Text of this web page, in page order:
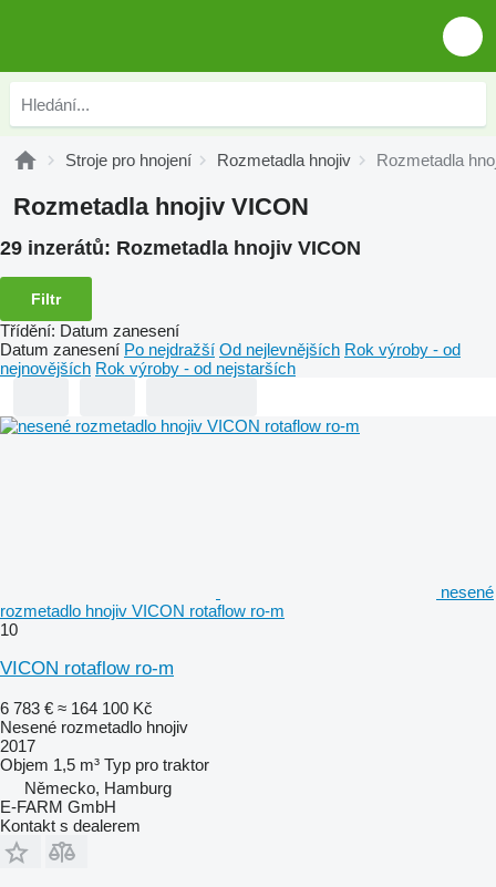
Stroje pro hnojení Rozmetadla hnojiv Rozmetadla
Rozmetadla hnojiv VICON
29 inzerátů: Rozmetadla hnojiv VICON
Filtr
Třídění: Datum zanesení
Datum zanesení Po nejdražší Od nejlevnějších Rok výroby - od
nejnovějších Rok výroby - od nejstarších
nesené
rozmetadlo hnojiv VICON rotaflow ro-m
10
VICON rotaflow ro-m
6 783 € ≈ 164 100 Kč
Nesené rozmetadlo hnojiv
2017
Objem 1,5 m³ Typ pro traktor
Německo, Hamburg
E-FARM GmbH
Kontakt s dealerem